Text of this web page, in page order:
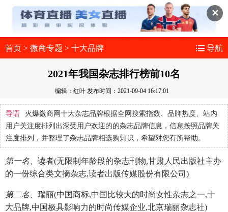
✕
首页 > 微商专题 > 十大品牌 导航
2021年我国杂志排行榜前10名
编辑：红叶 发布时间：2021-09-04 16:17:01
导语
火爆微商网十大杂志品牌根据全网搜索指数、品牌热度、站内
用户关注度排列出深受用户欢迎的的杂志品牌信息，信息按照品牌关
注度排列，并整理了杂志品牌相选购知识，希望对您有所帮助。
第一名、 读者(无限制年龄段的杂志刊物,甘肃人民出版社主办
的一份综合类文摘杂志,读者出版传媒股份有限公司)
第二名、 瑞丽(中国商标,中国比较大的时尚女性杂志之一,十
大品牌,中国极具影响力的时尚传媒企业,北京瑞丽杂志社)